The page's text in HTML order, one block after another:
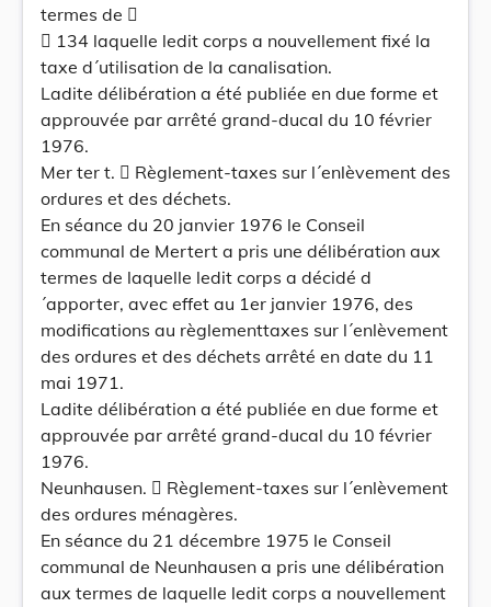
termes de 
 134 laquelle ledit corps a nouvellement fixé la
taxe d´utilisation de la canalisation.
Ladite délibération a été publiée en due forme et
approuvée par arrêté grand-ducal du 10 février
1976.
Mer ter t.  Règlement-taxes sur l´enlèvement des
ordures et des déchets.
En séance du 20 janvier 1976 le Conseil
communal de Mertert a pris une délibération aux
termes de laquelle ledit corps a décidé d
´apporter, avec effet au 1er janvier 1976, des
modifications au règlementtaxes sur l´enlèvement
des ordures et des déchets arrêté en date du 11
mai 1971.
Ladite délibération a été publiée en due forme et
approuvée par arrêté grand-ducal du 10 février
1976.
Neunhausen.  Règlement-taxes sur l´enlèvement
des ordures ménagères.
En séance du 21 décembre 1975 le Conseil
communal de Neunhausen a pris une délibération
aux termes de laquelle ledit corps a nouvellement